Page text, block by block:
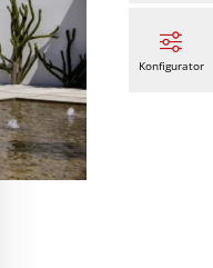
Konfigurator